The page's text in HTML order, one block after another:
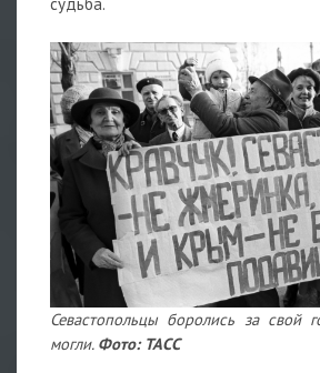
Севастопольцы боролись за свой
могли. Фото: ТАСС